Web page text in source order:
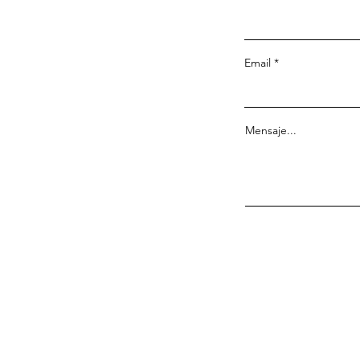
Email
Mensaje...